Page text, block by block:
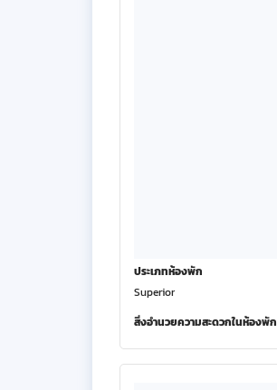
ประเภทห้องพัก
Superior
สิ่งอำนวยความสะดวกในห้องพัก